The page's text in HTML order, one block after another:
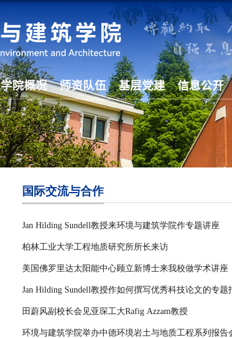
学院概况 师资队伍 基层党建 信息公开
国际交流与合作
Jan Hilding Sundell教授来环境与建筑学院作专题讲座
柏林工业大学工程地质研究所所长来访
美国佛罗里达太阳能中心顾立新博士来我校做学术讲座
Jan Hilding Sundell教授作如何撰写优秀科技论文的专题
田蔚风副校长会见亚琛工大Rafig Azzam教授
环境与建筑学院举办中德环境岩土与地质工程系列报告